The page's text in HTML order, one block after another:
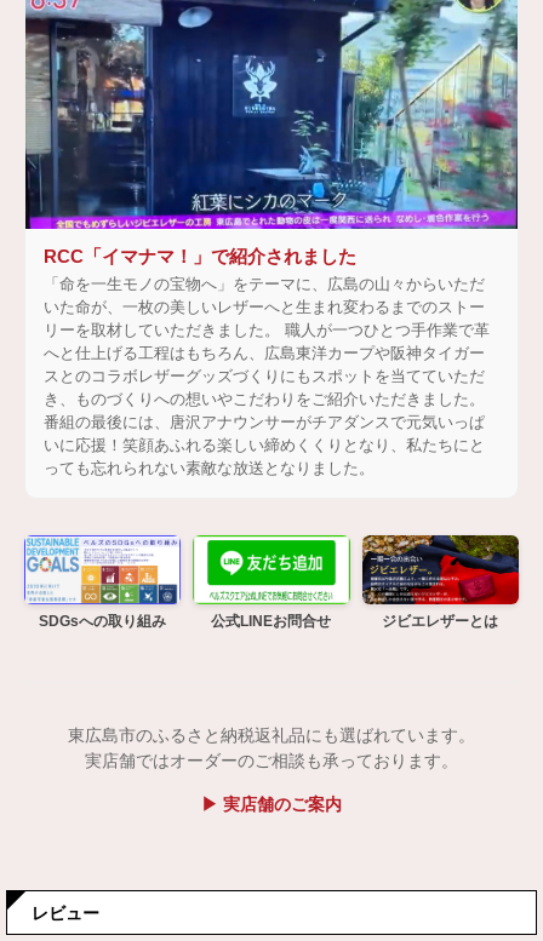
RCC「イマナマ！」で紹介されました
「命を一生モノの宝物へ」をテーマに、広島の山々からいただ
いた命が、一枚の美しいレザーへと生まれ変わるまでのストー
リーを取材していただきました。 職人が一つひとつ手作業で革
へと仕上げる工程はもちろん、広島東洋カープや阪神タイガー
スとのコラボレザーグッズづくりにもスポットを当てていただ
き、ものづくりへの想いやこだわりをご紹介いただきました。
番組の最後には、唐沢アナウンサーがチアダンスで元気いっぱ
いに応援！笑顔あふれる楽しい締めくくりとなり、私たちにと
っても忘れられない素敵な放送となりました。
SDGsへの取り組み 公式LINEお問合せ ジビエレザーとは
東広島市のふるさと納税返礼品にも選ばれています。
実店舗ではオーダーのご相談も承っております。
▶ 実店舗のご案内
レビュー